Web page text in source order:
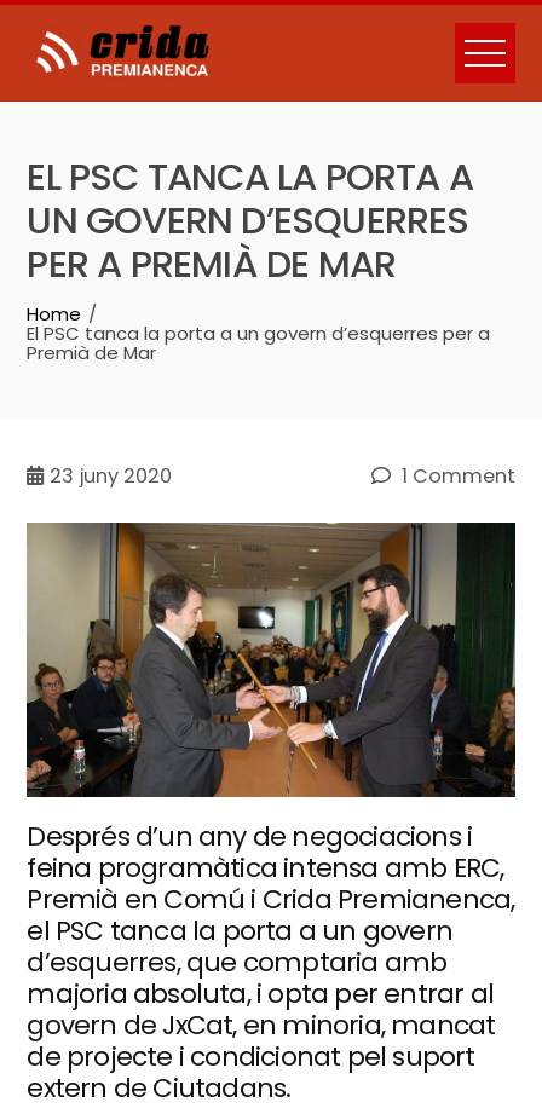
Skip
content
EL PSC TANCA LA PORTA A
UN GOVERN D’ESQUERRES
PER A PREMIÀ DE MAR
Home
El PSC tanca la porta a un govern d’esquerres per a
Premià de Mar
23 juny 2020 1 Comment
Després d’un any de negociacions i
feina programàtica intensa amb ERC,
Premià en Comú i Crida Premianenca,
el PSC tanca la porta a un govern
d’esquerres, que comptaria amb
majoria absoluta, i opta per entrar al
govern de JxCat, en minoria, mancat
de projecte i condicionat pel suport
extern de Ciutadans.